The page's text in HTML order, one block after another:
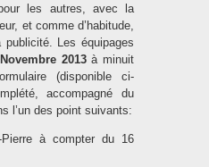
les autres, avec la
et comme d’habitude,
Les équipages
2013à minuit
(disponible ci-
accompagné du
l’un des point suivants:
à compter du 16